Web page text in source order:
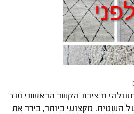
מיצירת הקשר הראשוני ועד
השטיח. מקצועי ביותר, בירר את